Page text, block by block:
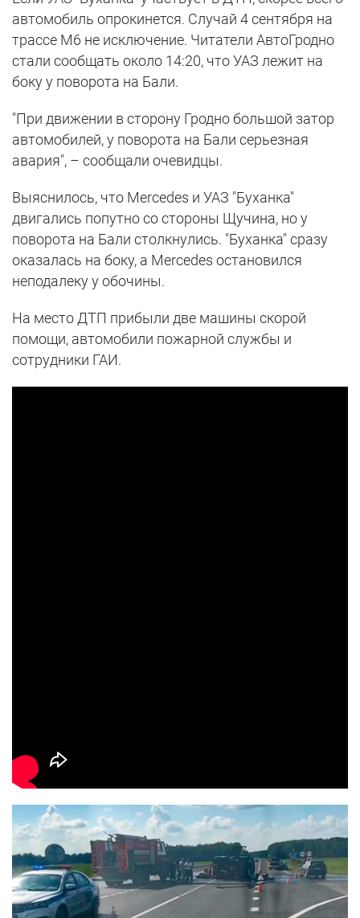
автомобиль опрокинется. Случай 4 сентября на
трассе М6 не исключение. Читатели АвтоГродно
стали сообщать около 14:20, что УАЗ лежит на
боку у поворота на Бали.
"При движении в сторону Гродно большой затор
автомобилей, у поворота на Бали серьезная
авария", – сообщали очевидцы.
Выяснилось, что Mercedes и УАЗ "Буханка"
двигались попутно со стороны Щучина, но у
поворота на Бали столкнулись. "Буханка" сразу
оказалась на боку, а Mercedes остановился
неподалеку у обочины.
На место ДТП прибыли две машины скорой
помощи, автомобили пожарной службы и
сотрудники ГАИ.